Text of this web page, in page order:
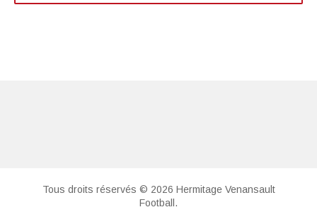
Tous droits réservés © 2026 Hermitage Venansault
Football.